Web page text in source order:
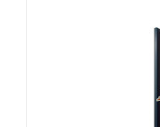
Công nghệ mới với
nhanh mượt mà rõ
khôngnhiễu nhờ
và những cảnh
Motionflow™ XR
smartphone để chia